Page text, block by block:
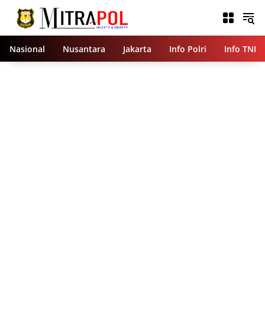
Nasional Nusantara Jakarta Info Polri Info TNI